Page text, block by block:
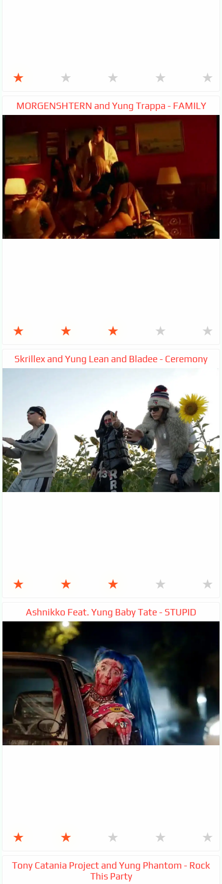
★ ★ ★ ★ ★
MORGENSHTERN and Yung Trappa - FAMILY
★ ★ ★ ★ ★
Skrillex and Yung Lean and Bladee - Ceremony
★ ★ ★ ★ ★
Ashnikko Feat. Yung Baby Tate - STUPID
★ ★ ★ ★ ★
Tony Catania Project and Yung Phantom - Rock
This Party